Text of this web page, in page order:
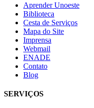
Aprender Unoeste
Biblioteca
Cesta de Serviços
Mapa do Site
Imprensa
Webmail
ENADE
Contato
Blog
SERVIÇOS